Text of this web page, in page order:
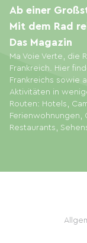
Ma Voie Verte, die
Frankreich. Hier
Frankreichs sowie
Aktivitäten in
Routen: Hotels,
Ferienwohnungen,
Restaurants,
Ab einer
Mit dem Rad
Das Magazin